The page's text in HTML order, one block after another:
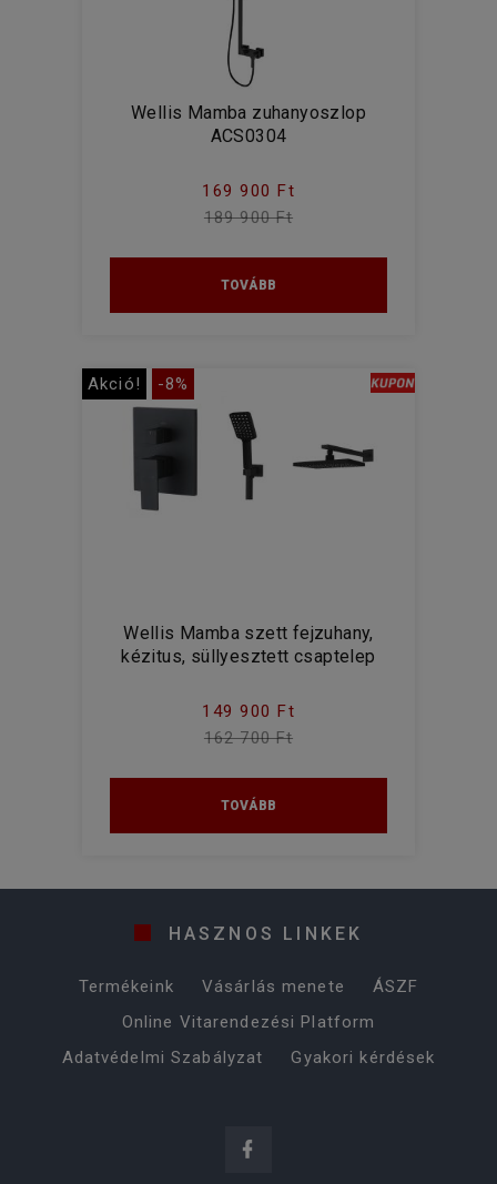
Wellis Mamba zuhanyoszlop
ACS0304
169 900 Ft
189 900 Ft
TOVÁBB
Akció! -8%
Wellis Mamba szett fejzuhany,
kézitus, süllyesztett csaptelep
149 900 Ft
162 700 Ft
TOVÁBB
HASZNOS LINKEK
Termékeink Vásárlás menete
ÁSZF
Online Vitarendezési Platform
Adatvédelmi Szabályzat
Gyakori kérdések